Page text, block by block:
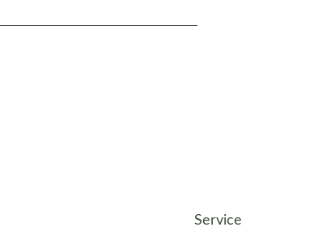
Service